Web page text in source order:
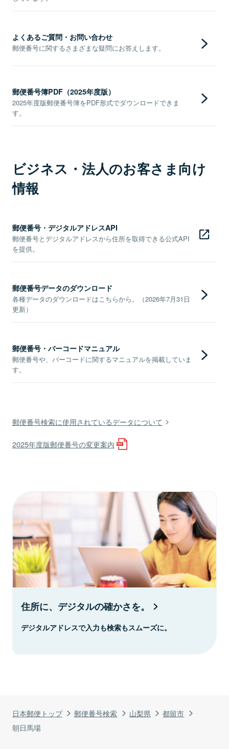
日本郵便トップ 郵便番号検索 山梨県
都留市
朝日馬場
よくあるご質問・お問い合わせ
郵便番号に関するさまざまな疑問にお答えします。
郵便番号簿PDF（2025年度版）
2025年度版郵便番号簿をPDF形式でダウンロードできま
す。
ビジネス・法人のお客さま向け
情報
郵便番号・デジタルアドレスAPI
郵便番号とデジタルアドレスから住所を取得できる公式API
を提供。
郵便番号データのダウンロード
各種データのダウンロードはこちらから。（2026年7月31日
更新）
郵便番号・バーコードマニュアル
郵便番号や、バーコードに関するマニュアルを掲載していま
す。
郵便番号検索に使用されているデータについて
2025年度版郵便番号の変更案内
住所に、デジタルの確かさを。
デジタルアドレスで入力も検索もスムーズに。